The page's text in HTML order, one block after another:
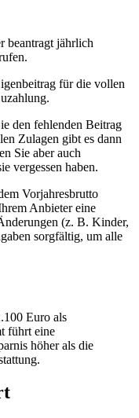
beantragt jährlich
für die vollen
den fehlenden Beitrag
Zulagen gibt es dann
Sie aber auch
vergessen haben.
Vorjahresbrutto
Anbieter eine
(z. B. Kinder,
sorgfältig, um alle
Euro als
führt eine
höher als die